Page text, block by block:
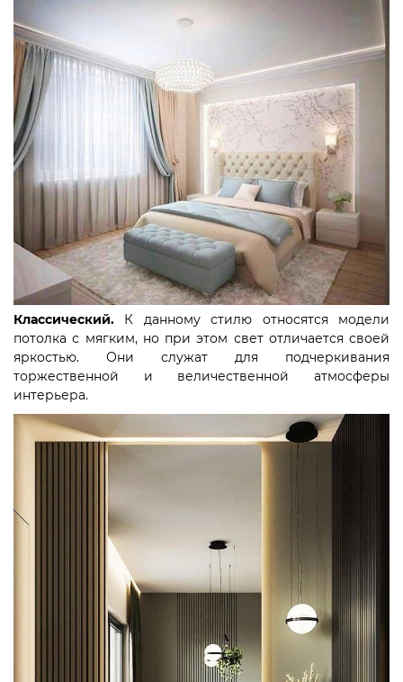
Классический. К данному стилю относятся модели
потолка с мягким, но при этом свет отличается своей
яркостью. Они служат для подчеркивания
торжественной и величественной атмосферы
интерьера.